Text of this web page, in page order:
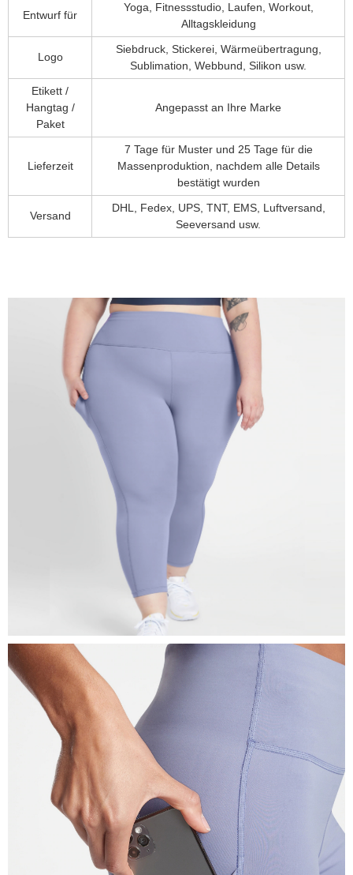
Entwurf für
Yoga, Fitnessstudio, Laufen, Workout,
Alltagskleidung
Logo
Siebdruck, Stickerei, Wärmeübertragung,
Sublimation, Webbund, Silikon usw.
Etikett /
Hangtag /
Paket
Angepasst an Ihre Marke
Lieferzeit
7 Tage für Muster und 25 Tage für die
Massenproduktion, nachdem alle Details
bestätigt wurden
Versand
DHL, Fedex, UPS, TNT, EMS, Luftversand,
Seeversand usw.